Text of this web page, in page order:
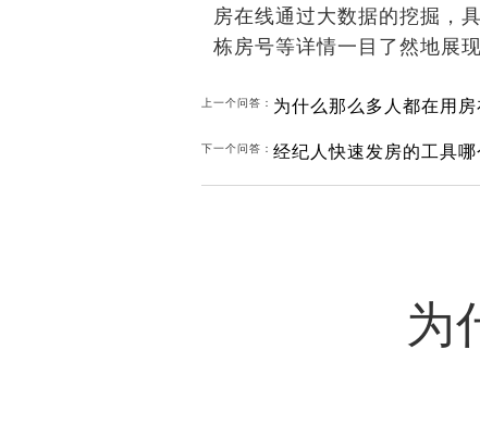
房在线通过大数据的挖掘，
栋房号等详情一目了然地展
上一个问答： 为什么那么多人都在用房
下一个问答： 经纪人快速发房的工具哪
为